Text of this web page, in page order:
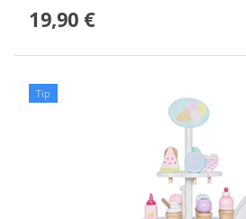
19,90 €
Tip